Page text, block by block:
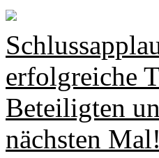
erfolgreiche
Beteiligten
nächsten Mal!